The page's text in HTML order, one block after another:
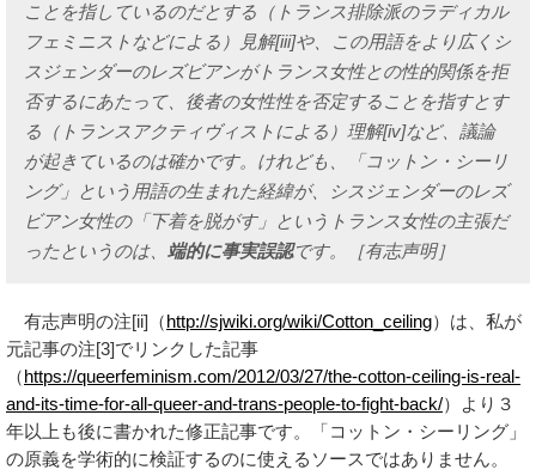
ことを指しているのだとする（トランス排除派のラディカル
フェミニストなどによる）見解[iii]や、この用語をより広くシ
スジェンダーのレズビアンがトランス女性との性的関係を拒
否するにあたって、後者の女性性を否定することを指すとす
る（トランスアクティヴィストによる）理解[iv]など、議論
が起きているのは確かです。けれども、「コットン・シーリ
ング」という用語の生まれた経緯が、シスジェンダーのレズ
ビアン女性の「下着を脱がす」というトランス女性の主張だ
ったというのは、 端的に事実誤認です。［有志声明］
有志声明の注[ii]（http://sjwiki.org/wiki/Cotton_ceiling）は、私が
元記事の注[3]でリンクした記事
（https://queerfeminism.com/2012/03/27/the-cotton-ceiling-is-real-
and-its-time-for-all-queer-and-trans-people-to-fight-back/）より３
年以上も後に書かれた修正記事です。「コットン・シーリング」
の原義を学術的に検証するのに使えるソースではありません。